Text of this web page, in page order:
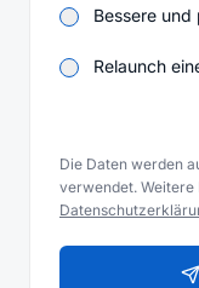
Bessere
Relaunch
Die Daten werden
verwendet. Weitere